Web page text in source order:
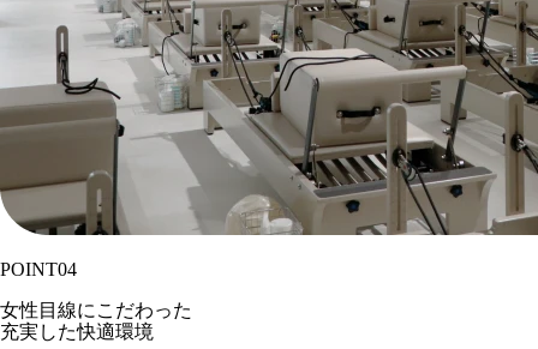
POINT04
女性目線にこだわった
充実した快適環境